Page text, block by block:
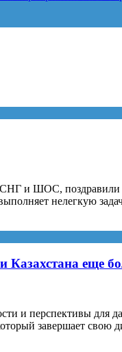
ШОС, поздравили
нелегкую
еще
перспективы для
завершает